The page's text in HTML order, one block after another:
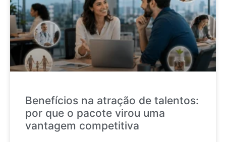
Benefícios na atração de talentos:
por que o pacote virou uma
vantagem competitiva